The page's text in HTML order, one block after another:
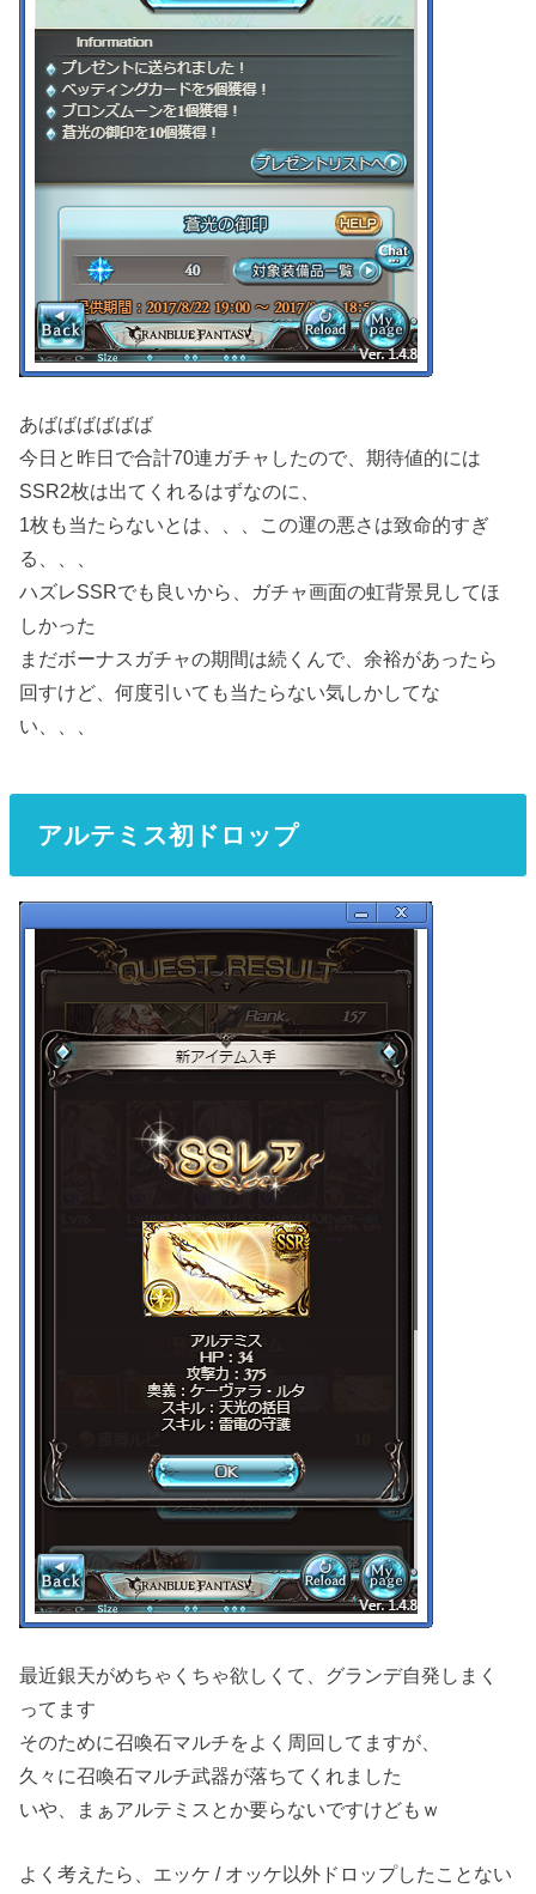
あばばばばばば
今日と昨日で合計70連ガチャしたので、期待値的には
SSR2枚は出てくれるはずなのに、
1枚も当たらないとは、、、この運の悪さは致命的すぎ
る、、、
ハズレSSRでも良いから、ガチャ画面の虹背景見してほ
しかった
まだボーナスガチャの期間は続くんで、余裕があったら
回すけど、何度引いても当たらない気しかしてな
い、、、
アルテミス初ドロップ
最近銀天がめちゃくちゃ欲しくて、グランデ自発しまく
ってます
そのために召喚石マルチをよく周回してますが、
久々に召喚石マルチ武器が落ちてくれました
いや、まぁアルテミスとか要らないですけどもｗ
よく考えたら、エッケ / オッケ以外ドロップしたことない